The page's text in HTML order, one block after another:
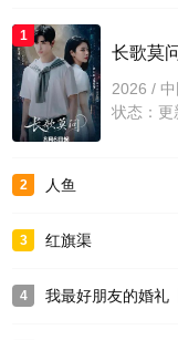
1
长歌莫
状态：更
2 人鱼
3 红旗渠
4 我最好朋友的婚礼